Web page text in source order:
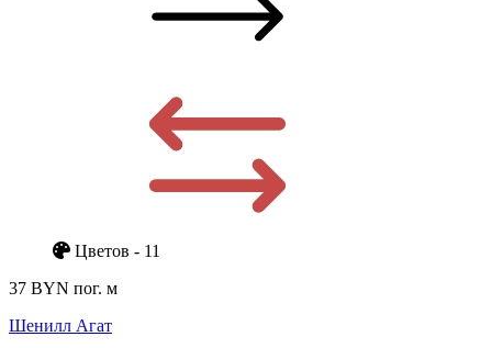
Цветов - 11
37 BYN пог. м
Шенилл Агат